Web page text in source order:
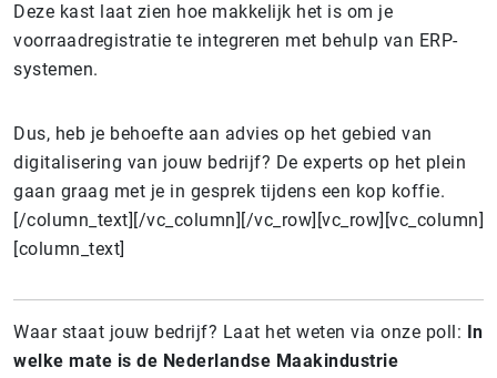
Deze kast laat zien hoe makkelijk het is om je
voorraadregistratie te integreren met behulp van ERP-
systemen.
Dus, heb je behoefte aan advies op het gebied van
digitalisering van jouw bedrijf? De experts op het plein
gaan graag met je in gesprek tijdens een kop koffie.
[/column_text][/vc_column][/vc_row][vc_row][vc_column]
[column_text]
Waar staat jouw bedrijf? Laat het weten via onze poll: In
welke mate is de Nederlandse Maakindustrie